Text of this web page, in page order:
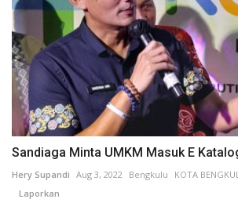
Sandiaga Minta UMKM Masuk E
Hery Supandi Aug 3, 2022 Bengkulu KOTA
Laporkan